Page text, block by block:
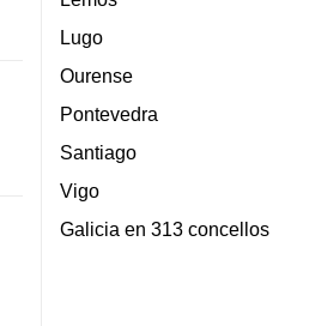
Lugo
Ourense
Pontevedra
Santiago
Vigo
Galicia en 313 concellos